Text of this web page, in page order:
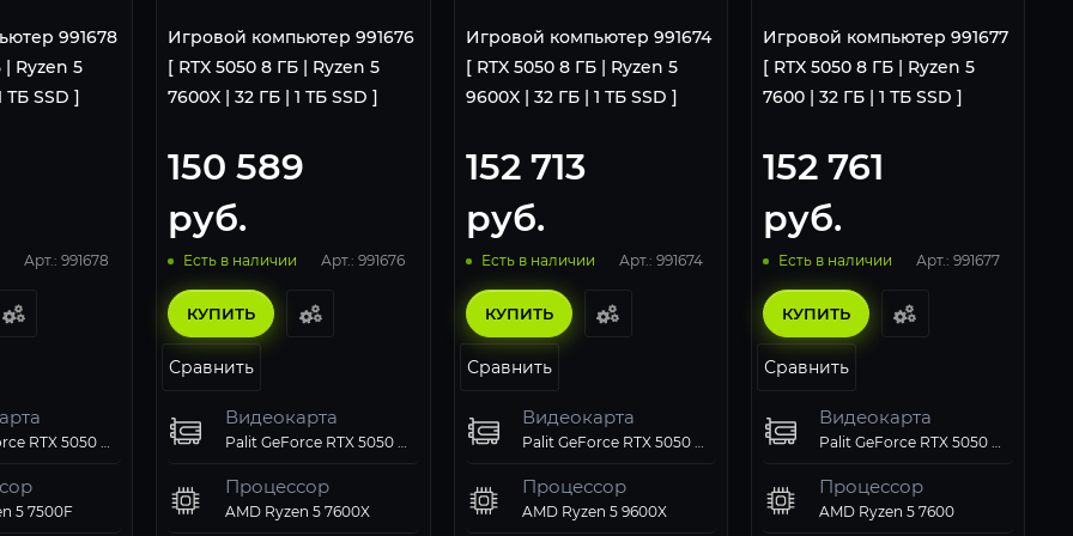
991678
| Ryzen 5
ТБ SSD ]
Арт.: 991678
5 7500F
Игровой компьютер 991676
[ RTX 5050 8 ГБ | Ryzen 5
7600X | 32 ГБ | 1 ТБ SSD ]
150 589
руб.
Есть в наличии Арт.: 991676
КУПИТЬ
Сравнить
Видеокарта
Процессор
AMD Ryzen 5 7600X
Игровой компьютер 991674
[ RTX 5050 8 ГБ | Ryzen 5
9600X | 32 ГБ | 1 ТБ SSD ]
152 713
руб.
Есть в наличии Арт.: 991674
КУПИТЬ
Сравнить
Видеокарта
Процессор
AMD Ryzen 5 9600X
Игровой компьютер 991677
[ RTX 5050 8 ГБ | Ryzen 5
7600 | 32 ГБ | 1 ТБ SSD ]
152 761
руб.
Есть в наличии Арт.: 991677
КУПИТЬ
Сравнить
Видеокарта
Процессор
AMD Ryzen 5 7600